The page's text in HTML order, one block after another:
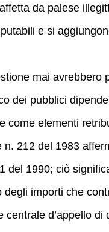
da palese
e si
mai avrebbero
dei pubblici
elementi
212 del 1983
1990; ciò
importi che
d’appello